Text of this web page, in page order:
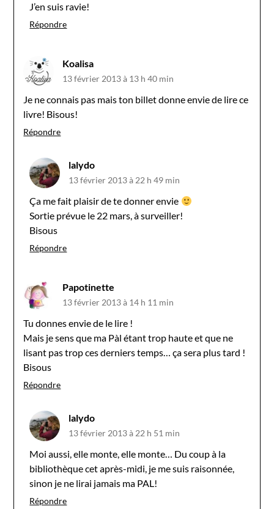
J’en suis ravie!
Répondre
Koalisa
13 février 2013 à 13 h 40 min
Je ne connais pas mais ton billet donne envie de lire ce
livre! Bisous!
Répondre
lalydo
13 février 2013 à 22 h 49 min
Ça me fait plaisir de te donner envie
Sortie prévue le 22 mars, à surveiller!
Bisous
Répondre
Papotinette
13 février 2013 à 14 h 11 min
Tu donnes envie de le lire !
Mais je sens que ma Pàl étant trop haute et que ne
lisant pas trop ces derniers temps… ça sera plus tard !
Bisous
Répondre
lalydo
13 février 2013 à 22 h 51 min
Moi aussi, elle monte, elle monte… Du coup à la
bibliothèque cet après-midi, je me suis raisonnée,
sinon je ne lirai jamais ma PAL!
Répondre